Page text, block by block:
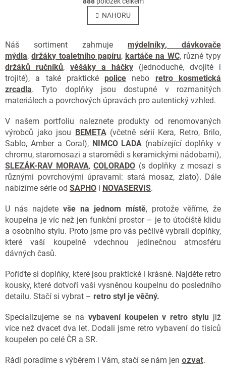
v
l
á
a
c
í
p
r
v
k
v
ý
p
i
s
u
á
n
k
v
á
n
í
NAHORU
Náš sortiment zahrnuje mýdelníky, dávkovače
mýdla,držáky toaletního papíru, kartáče na WC, různé typy
držáků ručníků, věšáky a háčky (jednoduché, dvojité i
trojité), a také praktické police nebo retro kosmetická
zrcadla. Tyto doplňky jsou dostupné v rozmanitých
materiálech a povrchových úpravách pro autentický vzhled.
V našem portfoliu naleznete produkty od renomovaných
výrobců jako jsou BEMETA(včetně sérií Kera, Retro, Brilo,
Sablo, Amber a Coral), NIMCO LADA (nabízející doplňky v
chromu, staromosazi a staromědi s keramickými nádobami),
SLEZÁK-RAV MORAVA,COLORADO (s doplňky z mosazi s
různými povrchovými úpravami: stará mosaz, zlato). Dále
nabízíme série od SAPHO i NOVASERVIS.
U nás najdete vše na jednom místě, protože věříme, že
koupelna je víc než jen funkční prostor – je to útočiště klidu
a osobního stylu. Proto jsme pro vás pečlivě vybrali doplňky,
které vaší koupelně vdechnou jedinečnou atmosféru
dávných časů.
Pořiďte si doplňky, které jsou praktické i krásné. Najděte retro
kousky, které dotvoří vaši vysněnou koupelnu do posledního
detailu. Stačí si vybrat – retro styl je věčný.
Specializujeme se na vybavení koupelen v retro stylu již
více než dvacet dva let. Dodali jsme retro vybavení do tisíců
koupelen po celé ČR a SR.
Rádi poradíme s výběrem i Vám, stačí se nám jen ozvat.